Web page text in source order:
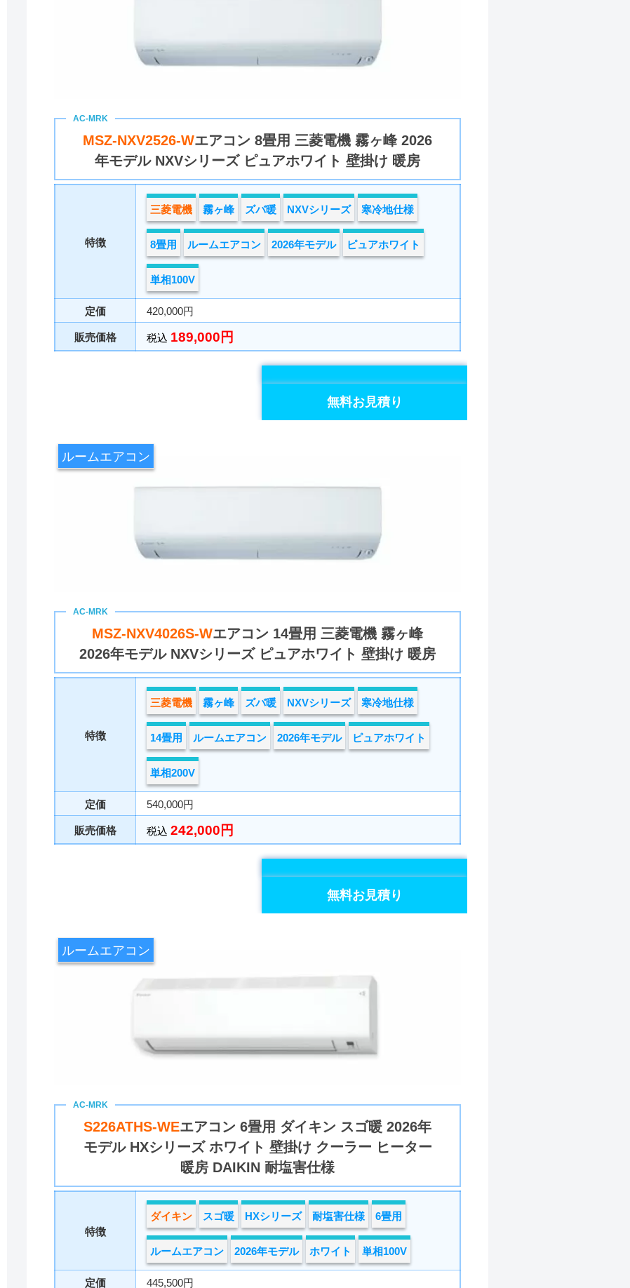
MSZ-NXV2526-Wエアコン 8畳用 三菱電機 霧ヶ峰 2026
年モデル NXVシリーズ ピュアホワイト 壁掛け 暖房
特徴
三菱電機 霧ヶ峰 ズバ暖 NXVシリーズ 寒冷地仕様
8畳用 ルームエアコン 2026年モデル ピュアホワイト
単相100V
定価 420,000円
販売価格 税込 189,000円
無料お見積り
ルームエアコン
MSZ-NXV4026S-Wエアコン 14畳用 三菱電機 霧ヶ峰
2026年モデル NXVシリーズ ピュアホワイト 壁掛け 暖房
特徴
三菱電機 霧ヶ峰 ズバ暖 NXVシリーズ 寒冷地仕様
14畳用 ルームエアコン 2026年モデル ピュアホワイト
単相200V
定価 540,000円
販売価格 税込 242,000円
無料お見積り
ルームエアコン
S226ATHS-WEエアコン 6畳用 ダイキン スゴ暖 2026年
モデル HXシリーズ ホワイト 壁掛け クーラー ヒーター
暖房 DAIKIN 耐塩害仕様
特徴
ダイキン スゴ暖 HXシリーズ 耐塩害仕様 6畳用
ルームエアコン 2026年モデル ホワイト 単相100V
定価 445,500円